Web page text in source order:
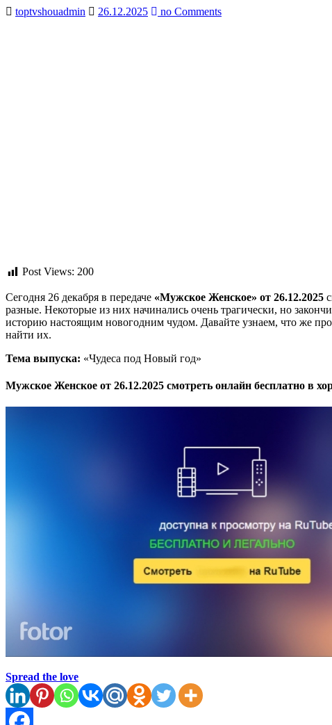
toptvshouadmin 26.12.2025 no Comments
Post Views: 200
Сегодня 26 декабря в передаче «Мужское Женское» от 26.12.2025
разные. Некоторые из них начинались очень трагически, но
историю настоящим новогодним чудом. Давайте узнаем, что же
найти их.
Тема выпуска: «Чудеса под Новый год»
Мужское Женское от 26.12.2025 смотреть онлайн бесплатно в
Spread the love